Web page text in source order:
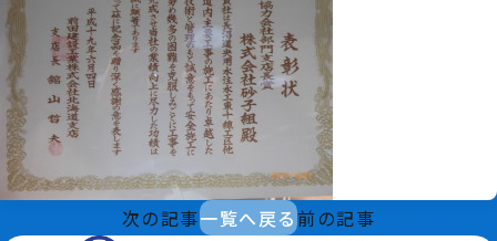
次の記事一覧へ戻る前の記事